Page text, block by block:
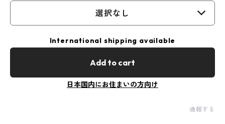
選択なし
International shipping available
Add to cart
日本国内にお住まいの方向け
通報する